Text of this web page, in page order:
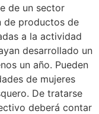
de un sector
de productos de
a la actividad
desarrollado un
un año. Pueden
de mujeres
De tratarse
deberá contar